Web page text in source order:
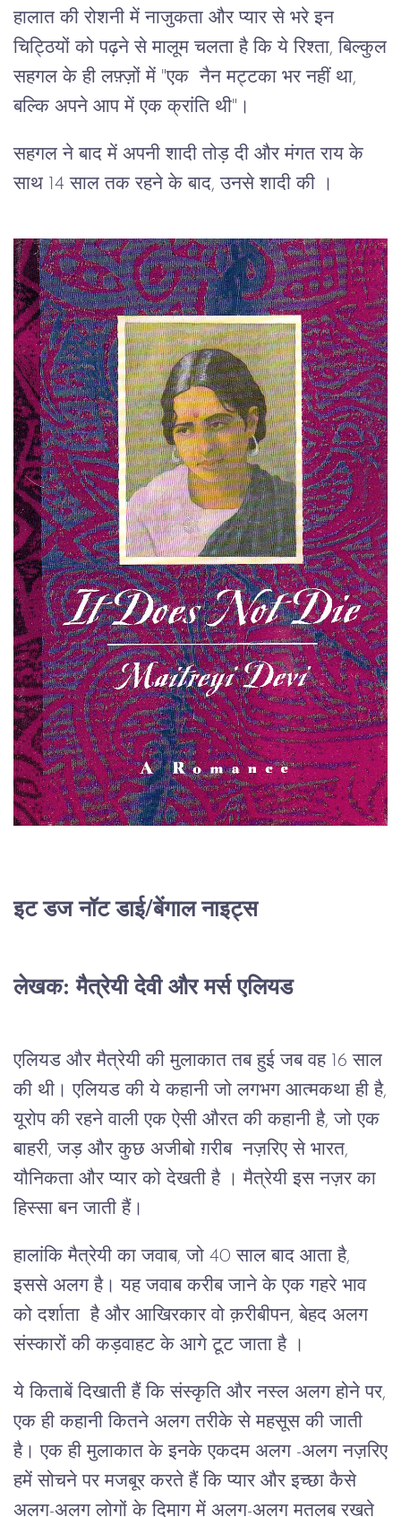
हालात की रोशनी में नाजुकता और प्यार से भरे इन
चिट्ठियों को पढ़ने से मालूम चलता है कि ये रिश्ता, बिल्कुल
सहगल के ही लफ़्ज़ों में "एक नैन मट्टका भर नहीं था,
बल्कि अपने आप में एक क्रांति थी"।
सहगल ने बाद में अपनी शादी तोड़ दी और मंगत राय के
साथ 14 साल तक रहने के बाद, उनसे शादी की ।
इट डज नॉट डाई/बेंगाल नाइट्स
लेखक: मैत्रेयी देवी और मर्स एलियड
एलियड और मैत्रेयी की मुलाकात तब हुई जब वह 16 साल
की थी। एलियड की ये कहानी जो लगभग आत्मकथा ही है,
यूरोप की रहने वाली एक ऐसी औरत की कहानी है, जो एक
बाहरी, जड़ और कुछ अजीबो ग़रीब नज़रिए से भारत,
यौनिकता और प्यार को देखती है । मैत्रेयी इस नज़र का
हिस्सा बन जाती हैं।
हालांकि मैत्रेयी का जवाब, जो 40 साल बाद आता है,
इससे अलग है। यह जवाब करीब जाने के एक गहरे भाव
को दर्शाता है और आखिरकार वो क़रीबीपन, बेहद अलग
संस्कारों की कड़वाहट के आगे टूट जाता है ।
ये किताबें दिखाती हैं कि संस्कृति और नस्ल अलग होने पर,
एक ही कहानी कितने अलग तरीके से महसूस की जाती
है। एक ही मुलाकात के इनके एकदम अलग -अलग नज़रिए
हमें सोचने पर मजबूर करते हैं कि प्यार और इच्छा कैसे
अलग-अलग लोगों के दिमाग में अलग-अलग मतलब रखते